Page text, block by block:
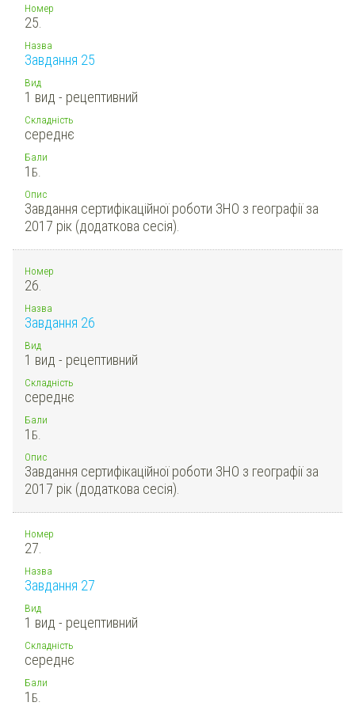
Номер
25.
Назва
Завдання 25
Вид
1 вид - рецептивний
Складність
середнє
Бали
1 Б.
Опис
Завдання сертифікаційної роботи ЗНО з географії за
2017 рік (додаткова сесія).
Номер
26.
Назва
Завдання 26
Вид
1 вид - рецептивний
Складність
середнє
Бали
1 Б.
Опис
Завдання сертифікаційної роботи ЗНО з географії за
2017 рік (додаткова сесія).
Номер
27.
Назва
Завдання 27
Вид
1 вид - рецептивний
Складність
середнє
Бали
1 Б.